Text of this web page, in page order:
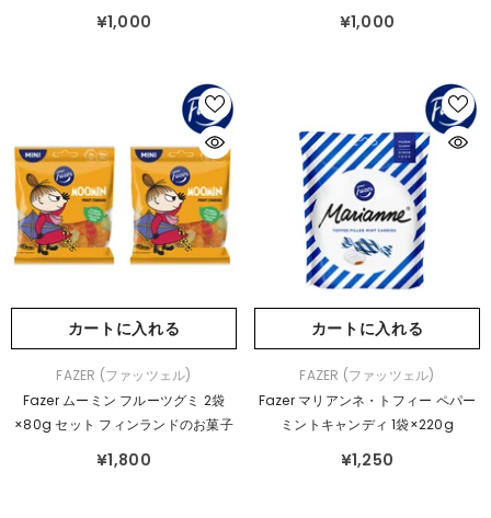
¥1,000 ¥1,000
カートに入れる
売
元：
FAZER (ファッツェル)
Fazer ムーミン フルーツグミ 2袋
×80g セット フィンランドのお菓子
¥1,800
カートに入れる
売
FAZER (ファッツェル)
Fazer マリアンネ・トフィー ペパー
ミントキャンディ 1袋×220g
¥1,250